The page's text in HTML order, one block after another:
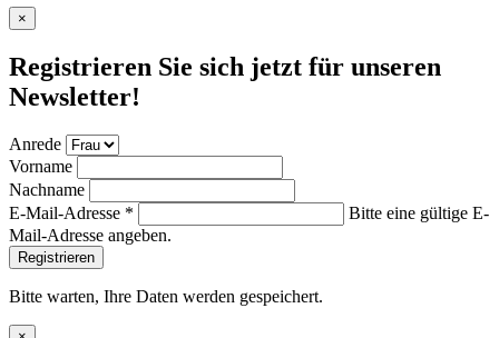
×
Registrieren Sie sich jetzt für unseren
Newsletter!
Anrede
Vorname
Nachname
E-Mail-Adresse *
Bitte eine gültige E-
Mail-Adresse angeben.
Bitte warten, Ihre Daten werden gespeichert.